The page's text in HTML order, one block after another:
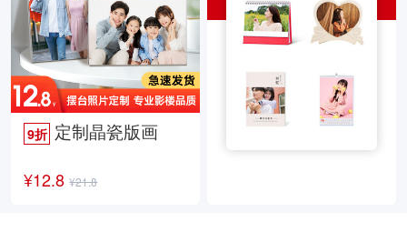
9折 定制晶瓷版画
¥12.8 ¥21.8